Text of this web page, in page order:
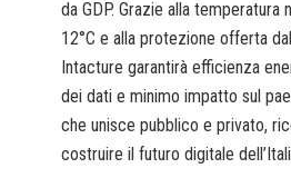
da GDP. Grazie alla temperatura
12°C e alla protezione offerta
Intacture garantirà efficienza
dei dati e minimo impatto sul
che unisce pubblico e privato,
costruire il futuro digitale